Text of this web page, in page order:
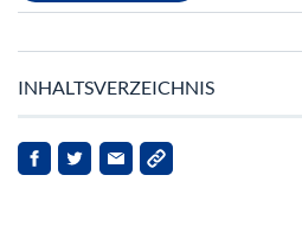
INHALTSVERZEICHNIS
Marktüberblick